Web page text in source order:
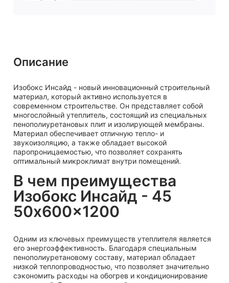
Описание
Изобокс Инсайд - новый инновационный строительный
материал, который активно используется в
современном строительстве. Он представляет собой
многослойный утеплитель, состоящий из специальных
пенополиуретановых плит и изолирующей мембраны.
Материал обеспечивает отличную тепло- и
звукоизоляцию, а также обладает высокой
паропроницаемостью, что позволяет сохранять
оптимальный микроклимат внутри помещений.
В чем преимущества
Изобокс Инсайд - 45
50x600x1200
Одним из ключевых преимуществ утеплителя является
его энергоэффективность. Благодаря специальным
пенополиуретановому составу, материал обладает
низкой теплопроводностью, что позволяет значительно
сэкономить расходы на обогрев и кондиционирование